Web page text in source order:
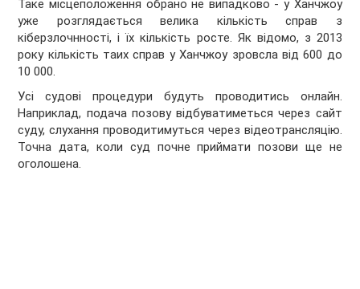
Таке місцеположення обрано не випадково - у Ханчжоу
уже розглядається велика кількість справ з
кіберзлочнності, і їх кількість росте. Як відомо, з 2013
року кількість таих справ у Ханчжоу зровсла від 600 до
10 000.
Усі судові процедури будуть проводитись онлайн.
Наприклад, подача позову відбуватиметься через сайт
суду, слухання проводитимуться через відеотрансляцію.
Точна дата, коли суд почне приймати позови ще не
оголошена.